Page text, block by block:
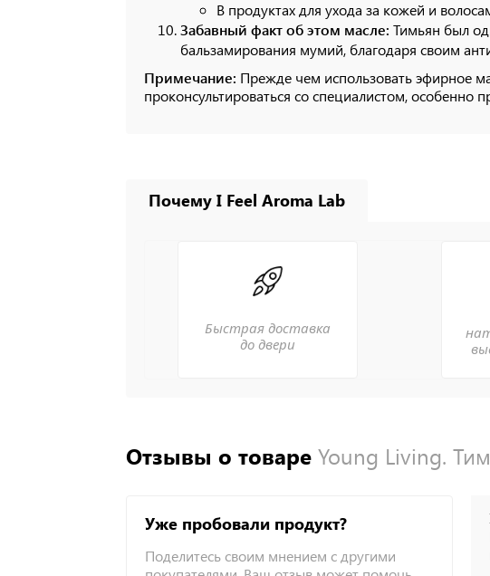
В продуктах для ухода за кожей и
Забавный факт об этом масле: Тимьян был
бальзамирования мумий, благодаря своим
Примечание: Прежде чем использовать эфирное
проконсультироваться со специалистом,
Почему I Feel Aroma Lab
Быстрая доставка
до двери
Отзывы о товаре Young Living.
Уже пробовали продукт?
Поделитесь своим мнением с другими